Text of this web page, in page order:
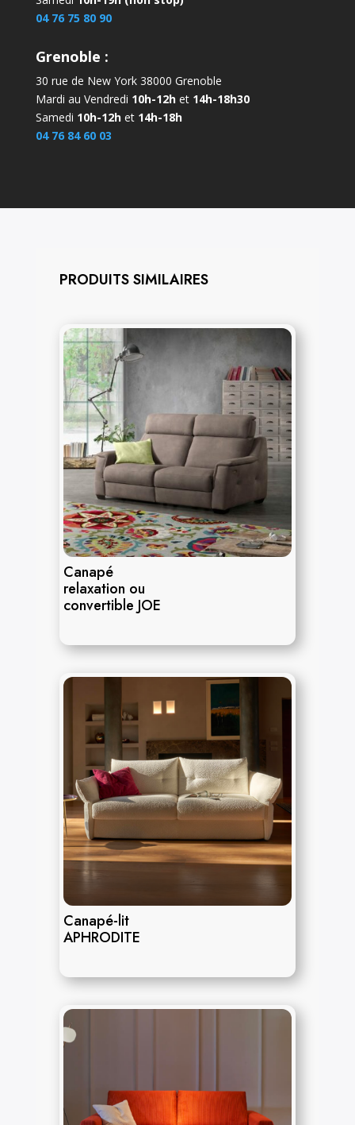
04 76 75 80 90
Grenoble :
30 rue de New York 38000 Grenoble
Mardi au Vendredi 10h-12het 14h-18h30
Samedi 10h-12het 14h-18h
04 76 84 60 03
PRODUITS SIMILAIRES
Canapé
relaxation ou
convertible JOE
Canapé-lit
APHRODITE